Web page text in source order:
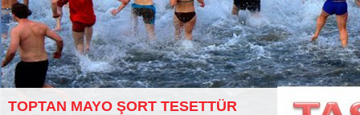
TOPTAN MAYO ŞORT TESETTÜR